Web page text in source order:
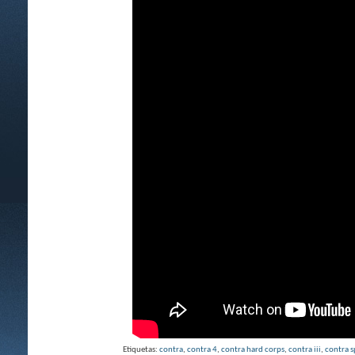
Etiquetas: contra, contra 4, contra hard corps, contra iii, contra